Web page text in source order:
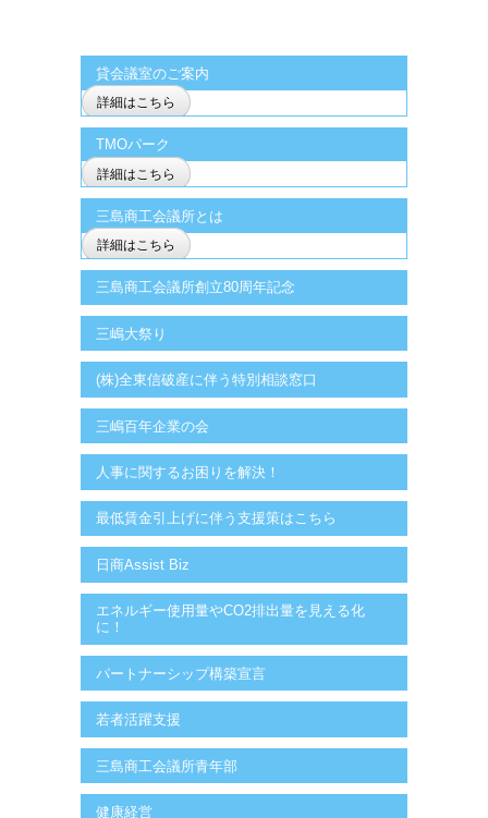
貸会議室のご案内
詳細はこちら
TMOパーク
詳細はこちら
三島商工会議所とは
詳細はこちら
三島商工会議所創立80周年記念
三嶋大祭り
(株)全東信破産に伴う特別相談窓口
三嶋百年企業の会
人事に関するお困りを解決！
最低賃金引上げに伴う支援策はこちら
日商Assist Biz
エネルギー使用量やCO2排出量を見える化
に！
パートナーシップ構築宣言
若者活躍支援
三島商工会議所青年部
健康経営